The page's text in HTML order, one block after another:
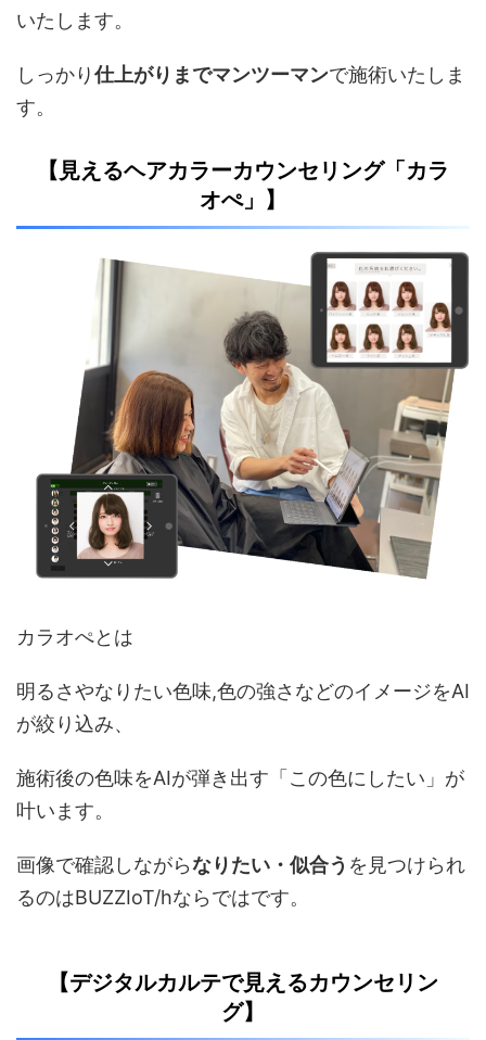
いたします。
しっかり仕上がりまでマンツーマンで施術いたしま
す。
【見えるヘアカラーカウンセリング「カラ
オぺ」】
カラオぺとは
明るさやなりたい色味,色の強さなどのイメージをAI
が絞り込み、
施術後の色味をAIが弾き出す「この色にしたい」が
叶います。
画像で確認しながらなりたい・似合う を見つけられ
るのはBUZZIoT/hならではです。
【デジタルカルテで見えるカウンセリン
グ】